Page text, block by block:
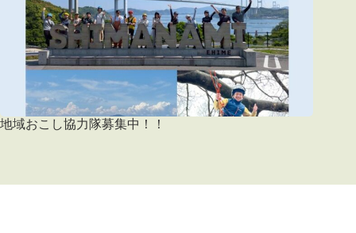
地域おこし協力隊募集中！！